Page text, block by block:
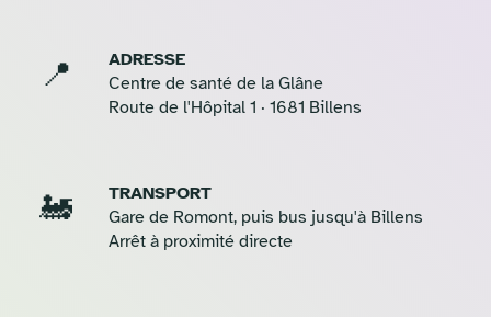
📍
ADRESSE
Centre de santé de la Glâne
Route de l'Hôpital 1 · 1681 Billens
🚂
TRANSPORT
Gare de Romont, puis bus jusqu'à Billens
Arrêt à proximité directe